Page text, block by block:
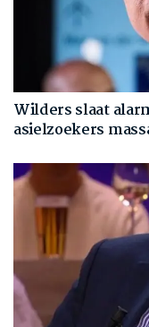
Wilders slaat
asielzoekers